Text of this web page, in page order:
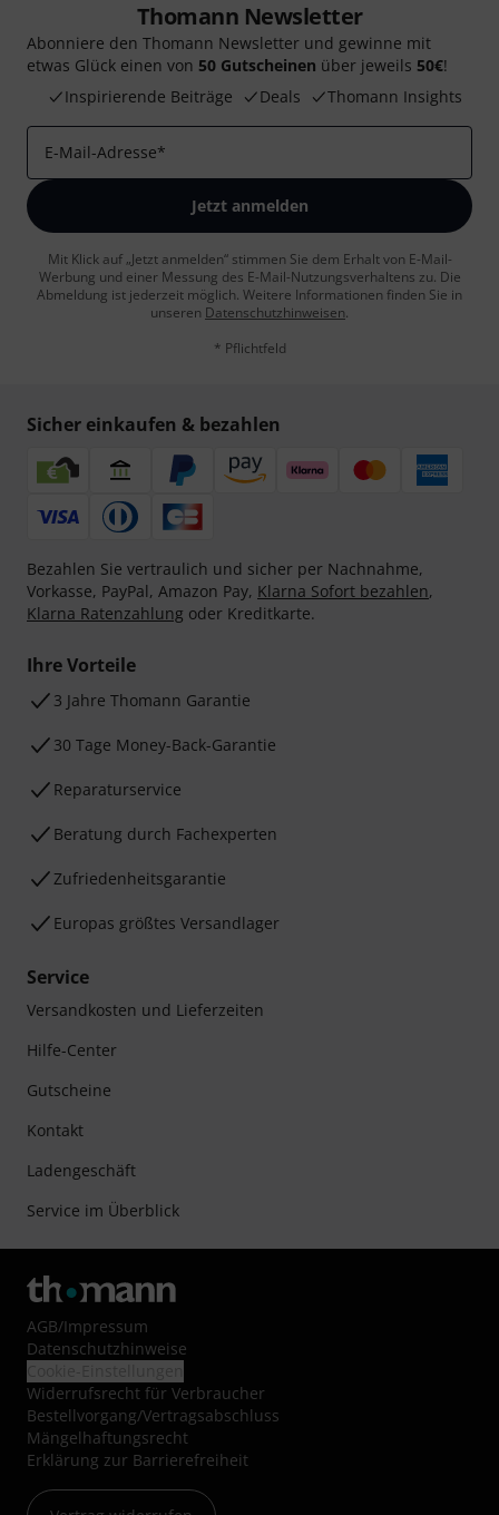
Thomann Newsletter
Abonniere den Thomann Newsletter und gewinne mit
etwas Glück einen von 50 Gutscheinen über jeweils 50€!
Inspirierende Beiträge
Deals Thomann Insights
E-Mail-Adresse*
Jetzt anmelden
Mit Klick auf „Jetzt anmelden“ stimmen Sie dem Erhalt von E-Mail-
Werbung und einer Messung des E-Mail-Nutzungsverhaltens zu. Die
Abmeldung ist jederzeit möglich. Weitere Informationen finden Sie in
unseren Datenschutzhinweisen.
* Pflichtfeld
Sicher einkaufen & bezahlen
Bezahlen Sie vertraulich und sicher per Nachnahme,
Vorkasse, PayPal, Amazon Pay, Klarna Sofort bezahlen,
Klarna Ratenzahlung oder Kreditkarte.
Ihre Vorteile
3 Jahre Thomann Garantie
30 Tage Money-Back-Garantie
Reparaturservice
Beratung durch Fachexperten
Zufriedenheitsgarantie
Europas größtes Versandlager
Service
Versandkosten und Lieferzeiten
Hilfe-Center
Gutscheine
Kontakt
Ladengeschäft
Service im Überblick
AGB/Impressum
Datenschutzhinweise
Widerrufsrecht für Verbraucher
Bestellvorgang/Vertragsabschluss
Mängelhaftungsrecht
Erklärung zur Barrierefreiheit